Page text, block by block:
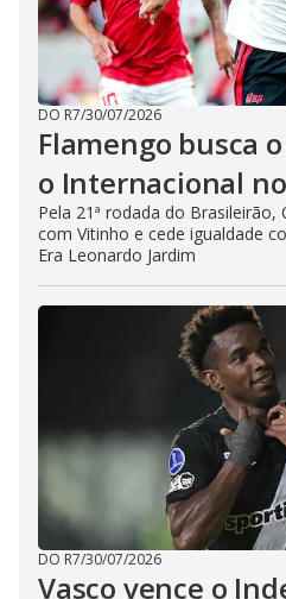
DO R7/30/07/2026
Flamengo busca
o Internacional
Pela 21ª rodada do
com Vitinho e cede igualdade
Era Leonardo Jardim
DO R7/30/07/2026
Vasco vence o